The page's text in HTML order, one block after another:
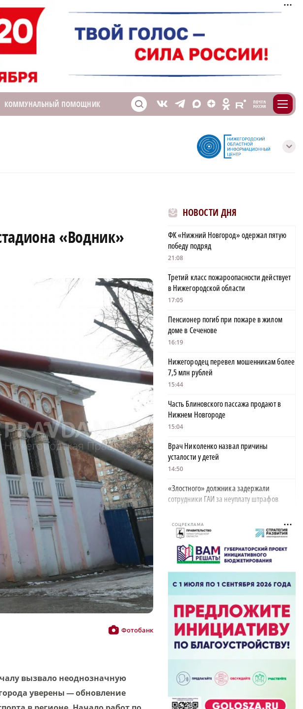
КОММУНАЛЬНЫЙ ПОМОЩНИК S V T X Z O E m
с
«Водник»
Фотобанк
вызвало неоднозначную
уверены — обновление
НОВОСТИ ДНЯ
ФК «Нижний Новгород» одержал пятую
победу подряд
21:08
Третий класс пожароопасности действует
в Нижегородской области
17:05
Пенсионер погиб при пожаре в жилом
доме в Сеченове
16:19
Нижегородец перевел мошенникам более
7,5 млн рублей
15:44
Часть Блиновского пассажа продают в
Нижнем Новгороде
15:04
Врач Николенко назвал причины
усталости у детей
14:50
«Злостного» должника задержали
сотрудники ГАИ за неуплату штрафов
Парк «Россия в миниатюре» на Бору
закрывается из-за отсутствия туристов
13:26
Найти своего человека: как помогают
питомцам в центре «Планета кошек»
13:00
У нижегородских абитуриентов стали
популярны инженерные направления
12:48
СОЦРЕКЛАМА